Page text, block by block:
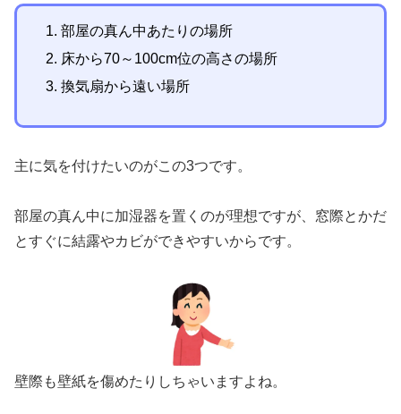
部屋の真ん中あたりの場所
床から70～100cm位の高さの場所
換気扇から遠い場所
主に気を付けたいのがこの3つです。
部屋の真ん中に加湿器を置くのが理想ですが、窓際とかだ
とすぐに結露やカビができやすいからです。
壁際も壁紙を傷めたりしちゃいますよね。